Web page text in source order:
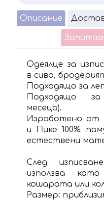
Описание
Одеялце за
в сиво,
Подходящо за
Подходящо
месеца).
Изработено от
и Пике 100%
естествени
След
използва
кошарата или
Размер: